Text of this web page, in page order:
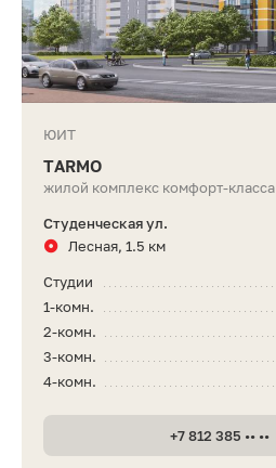
ЮИТ
TARMO
жилой комплекс комфорт-класса
Студенческая ул.
Лесная, 1.5 км
Студии
1-комн.
2-комн.
3-комн.
4-комн.
+7 812 385 •• ••